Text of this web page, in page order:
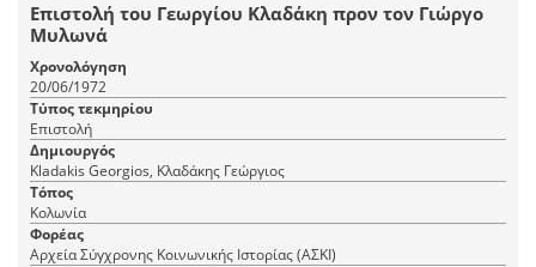
Επιστολή του Γεωργίου Κλαδάκη προν τον Γιώργο
Μυλωνά
Χρονολόγηση
20/06/1972
Τύπος τεκμηρίου
Επιστολή
Δημιουργός
Kladakis Georgios, Κλαδάκης Γεώργιος
Τόπος
Κολωνία
Φορέας
Αρχεία Σύγχρονης Κοινωνικής Ιστορίας (ΑΣΚΙ)